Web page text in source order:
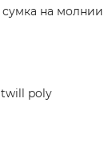
на молнии
twill poly